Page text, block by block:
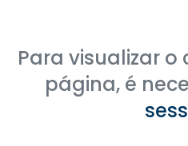
Para visualizar
página, é